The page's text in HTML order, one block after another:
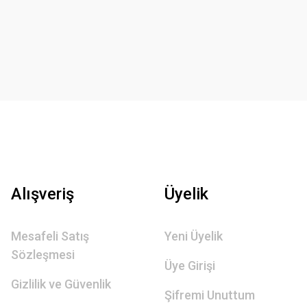
Alışveriş
Mesafeli Satış
Sözleşmesi
Gizlilik ve Güvenlik
Üyelik
Yeni Üyelik
Üye Girişi
Şifremi Unuttum